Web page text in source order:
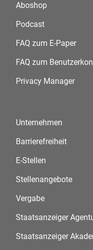
Aboshop
Podcast
FAQ zum E-Paper
FAQ zum
Privacy Manager
Unternehmen
Barrierefreiheit
E-Stellen
Stellenangebote
Vergabe
Staatsanzeiger
Staatsanzeiger